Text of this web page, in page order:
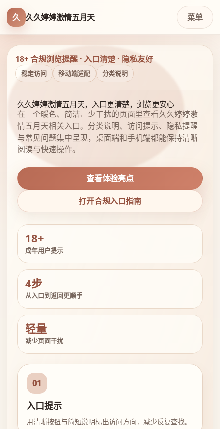
久 久久婷婷激情五月天 菜单
18+ 合规浏览提醒 · 入口清楚 · 隐私友好
稳定访问 移动端适配 分类说明
久久婷婷激情五月天，入口更清楚，浏览更安心
在一个暖色、简洁、少干扰的页面里查看久久婷婷激
情五月天相关入口。分类说明、访问提示、隐私提醒
与常见问题集中呈现，桌面端和手机端都能保持清晰
阅读与快速操作。
查看体验亮点
打开合规入口指南
18+
成年用户提示
4步
从入口到返回更顺手
轻量
减少页面干扰
01
入口提示
用清晰按钮与简短说明标出访问方向，减少反复查找。